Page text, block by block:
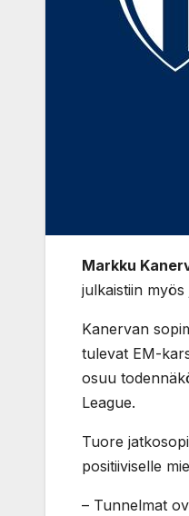
Markku
julkaistiin
Kanervan
tulevat EM-
osuu
League.
Tuore
positiiviselle
– Tunnelmat